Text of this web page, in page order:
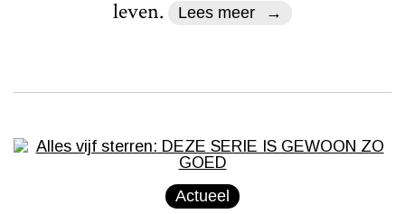
leven.
Lees meer
Actueel